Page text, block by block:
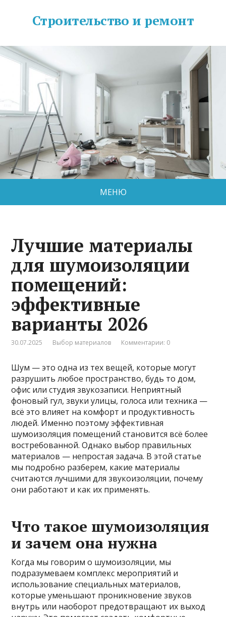
Строительство и ремонт
МЕНЮ
Лучшие материалы
для шумоизоляции
помещений:
эффективные
варианты 2026
30.07.2025 Выбор материалов Комментарии: 0
Шум — это одна из тех вещей, которые могут
разрушить любое пространство, будь то дом,
офис или студия звукозаписи. Неприятный
фоновый гул, звуки улицы, голоса или техника —
всё это влияет на комфорт и продуктивность
людей. Именно поэтому эффективная
шумоизоляция помещений становится всё более
востребованной. Однако выбор правильных
материалов — непростая задача. В этой статье
мы подробно разберем, какие материалы
считаются лучшими для звукоизоляции, почему
они работают и как их применять.
Что такое шумоизоляция
и зачем она нужна
Когда мы говорим о шумоизоляции, мы
подразумеваем комплекс мероприятий и
использование специальных материалов,
которые уменьшают проникновение звуков
внутрь или наоборот предотвращают их выход